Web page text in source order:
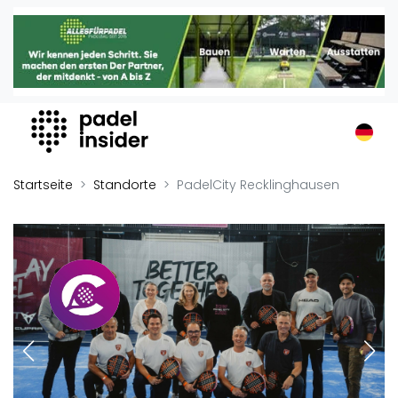
Padel Insider
Home
Organisationen
Buchungssysteme
Padel-Shops
Padelplatzbauer
Verschiedenes
Veranstaltungen
Turniere
International
Playtomic
Startseite Standorte PadelCity Recklinghausen